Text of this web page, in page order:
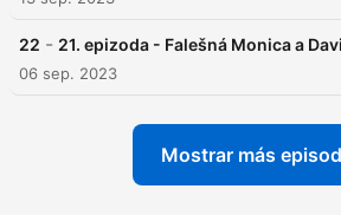
22 - 21. epizoda - Falešná Monica a
06 sep. 2023
Mostrar más